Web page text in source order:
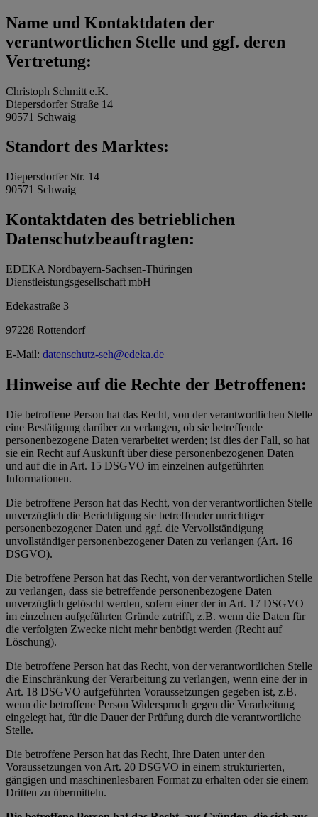
Name und Kontaktdaten der
verantwortlichen Stelle und ggf. deren
Vertretung:
Christoph Schmitt e.K.
Diepersdorfer Straße 14
90571 Schwaig
Standort des Marktes:
Diepersdorfer Str. 14
90571 Schwaig
Kontaktdaten des betrieblichen
Datenschutzbeauftragten:
EDEKA Nordbayern-Sachsen-Thüringen
Dienstleistungsgesellschaft mbH
Edekastraße 3
97228 Rottendorf
E-Mail: datenschutz-seh@edeka.de
Hinweise auf die Rechte der Betroffenen:
Die betroffene Person hat das Recht, von der verantwortlichen Stelle
eine Bestätigung darüber zu verlangen, ob sie betreffende
personenbezogene Daten verarbeitet werden; ist dies der Fall, so hat
sie ein Recht auf Auskunft über diese personenbezogenen Daten
und auf die in Art. 15 DSGVO im einzelnen aufgeführten
Informationen.
Die betroffene Person hat das Recht, von der verantwortlichen Stelle
unverzüglich die Berichtigung sie betreffender unrichtiger
personenbezogener Daten und ggf. die Vervollständigung
unvollständiger personenbezogener Daten zu verlangen (Art. 16
DSGVO).
Die betroffene Person hat das Recht, von der verantwortlichen Stelle
zu verlangen, dass sie betreffende personenbezogene Daten
unverzüglich gelöscht werden, sofern einer der in Art. 17 DSGVO
im einzelnen aufgeführten Gründe zutrifft, z.B. wenn die Daten für
die verfolgten Zwecke nicht mehr benötigt werden (Recht auf
Löschung).
Die betroffene Person hat das Recht, von der verantwortlichen Stelle
die Einschränkung der Verarbeitung zu verlangen, wenn eine der in
Art. 18 DSGVO aufgeführten Voraussetzungen gegeben ist, z.B.
wenn die betroffene Person Widerspruch gegen die Verarbeitung
eingelegt hat, für die Dauer der Prüfung durch die verantwortliche
Stelle.
Die betroffene Person hat das Recht, Ihre Daten unter den
Voraussetzungen von Art. 20 DSGVO in einem strukturierten,
gängigen und maschinenlesbaren Format zu erhalten oder sie einem
Dritten zu übermitteln.